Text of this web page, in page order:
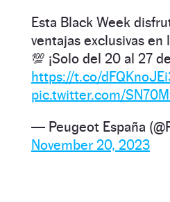
Esta Black Week
ventajas exclusivas en
💯 ¡Solo del 20 al 27
https://t.co/
pic.twitter.com/
— Peugeot España
November 20, 2023